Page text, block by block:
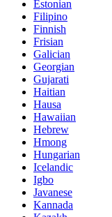
Estonian
Filipino
Finnish
Frisian
Galician
Georgian
Gujarati
Haitian
Hausa
Hawaiian
Hebrew
Hmong
Hungarian
Icelandic
Igbo
Javanese
Kannada